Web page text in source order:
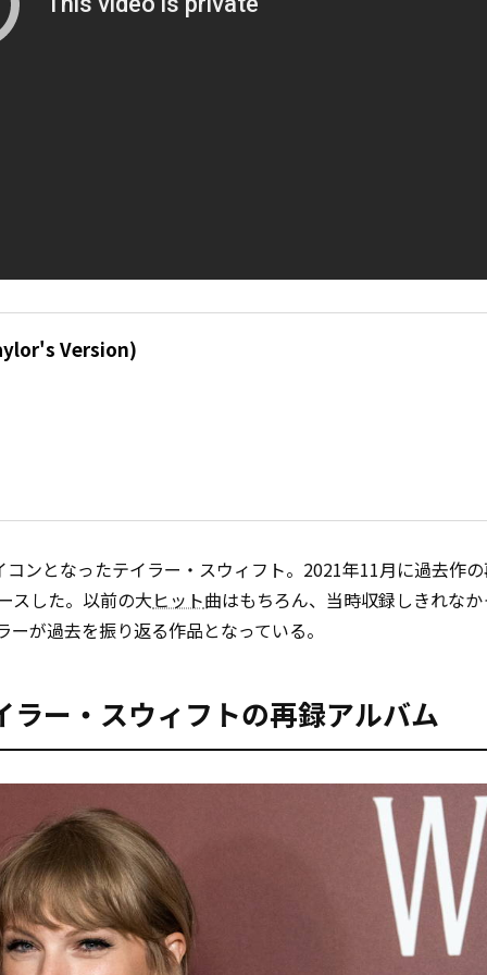
Version)
ンとなったテイラー・スウィフト。2021年11月に過去作
スした。以前の大ヒット曲はもちろん、当時収録しきれな
が過去を振り返る作品となっている。
ー・スウィフトの再録アルバム